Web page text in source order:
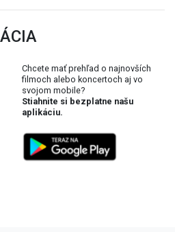
Chcete mať prehľad o najnovších
filmoch alebo koncertoch aj vo
svojom mobile?
Stiahnite si bezplatne našu
aplikáciu.